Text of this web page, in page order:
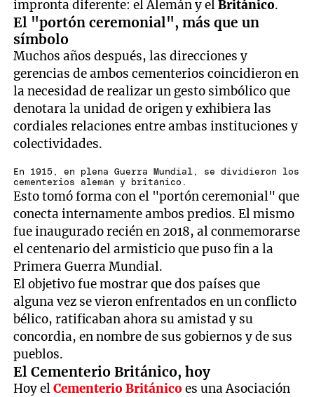
impronta diferente: el Alemán y elBritánico.
El "portón ceremonial", más que un
símbolo
Muchos años después, las direcciones y
gerencias de ambos cementerios coincidieron en
la necesidad de realizar un gesto simbólico que
denotara la unidad de origen y exhibiera las
cordiales relaciones entre ambas instituciones y
colectividades.
En 1915, en plena Guerra Mundial, se dividieron los
cementerios alemán y británico.
Esto tomó forma con el "portón ceremonial" que
conecta internamente ambos predios. El mismo
fue inaugurado recién en 2018, al conmemorarse
el centenario del armisticio que puso fin a la
Primera Guerra Mundial.
El objetivo fue mostrar que dos países que
alguna vez se vieron enfrentados en un conflicto
bélico, ratificaban ahora su amistad y su
concordia, en nombre de sus gobiernos y de sus
pueblos.
El Cementerio Británico, hoy
Hoy elCementerio Británicoes una Asociación